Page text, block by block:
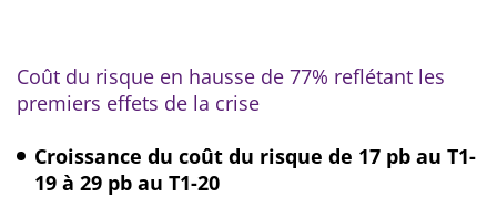
Coût du risque en hausse de 77% reflétant les
premiers effets de la crise
Croissance du coût du risque de 17 pb au T1-
19 à 29 pb au T1-20